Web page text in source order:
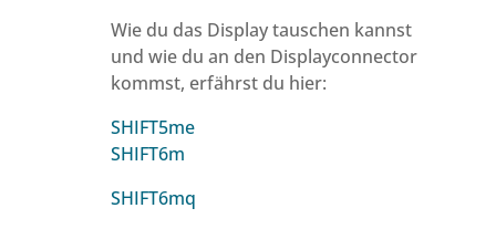
Wie du das Display tauschen kannst
und wie du an den Displayconnector
kommst, erfährst du hier:
SHIFT5me
SHIFT6m
SHIFT6mq